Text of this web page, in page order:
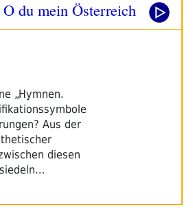
du mein Österreich
„Hymnen.
Aus der
diesen